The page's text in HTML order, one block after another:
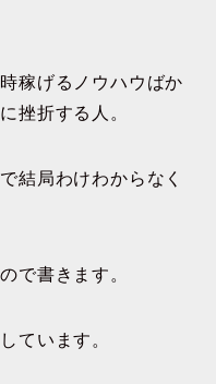
稼げるノウハウばか
挫折する人。
結局わけわからなく
で書きます。
ています。